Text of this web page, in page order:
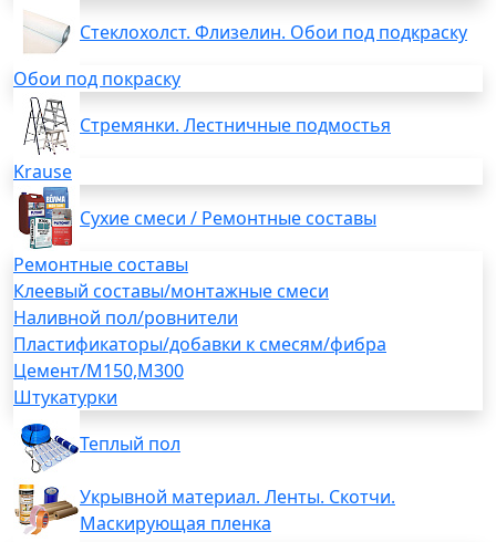
Стеклохолст. Флизелин. Обои под подкраску
Обои под покраску
Стремянки. Лестничные подмостья
Krause
Сухие смеси / Ремонтные составы
Ремонтные составы
Клеевый составы/монтажные смеси
Наливной пол/ровнители
Пластификаторы/добавки к смесям/фибра
Цемент/М150,М300
Штукатурки
Теплый пол
Укрывной материал. Ленты. Скотчи.
Маскирующая пленка